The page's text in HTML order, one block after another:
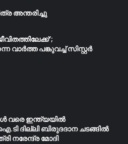
അന്തരിച്ചു
വാർത്ത പങ്കുവച്ച് സിസ്റ്റർ
വരെ ഇന്ത്യയിൽ
ദില്ലി ബിരുദദാന ചടങ്ങിൽ
നരേന്ദ്ര മോദി